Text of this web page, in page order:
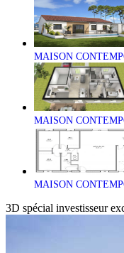
MAISON
MAISON
MAISON
3D spécial investisseur